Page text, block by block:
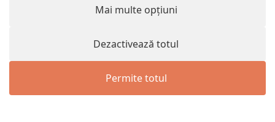
Formular de contact
Mai multe opțiuni
Dezactivează totul
Permite totul